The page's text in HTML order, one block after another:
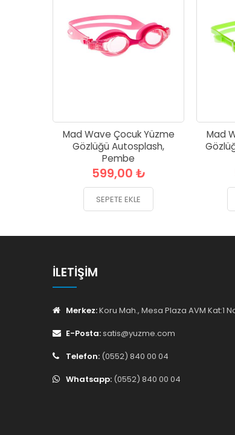
Mad Wave Çocuk Yüzme
Gözlüğü Autosplash,
Pembe
599,00 ₺
SEPETE EKLE
Mad
İLETIŞIM
Merkez:Koru Mah., Mesa Plaza AVM Kat:1
E-Posta:satis@yuzme.com
Telefon: (0552) 840 00 04
Whatsapp: (0552) 840 00 04